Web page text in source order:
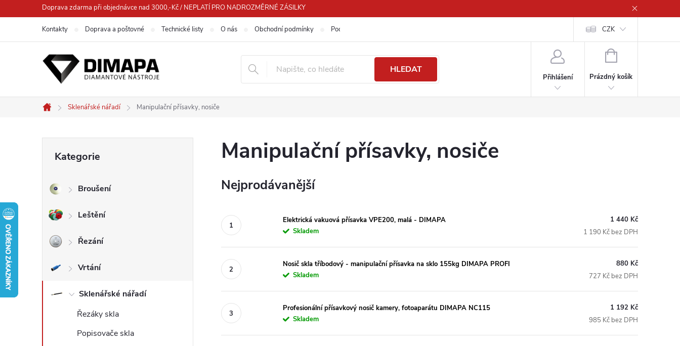
na
Doprava zdarma při objednávce nad 3000,-Kč / NEPLATÍ PRO NADROZMĚRNÉ ZÁSILKY
Kontakty Doprava a poštovné Technické listy O nás Obchodní podmínky Podmínky ochrany osobních údajů CZK
HLEDAT
Přihlášení
NÁKUPNÍ
Prázdný košík
Domů
Sklenářské nářadí Manipulační přísavky, nosiče
s
a
n
kategorie
Kategorie
Broušení
Leštění
Řezání
Vrtání
Sklenářské nářadí
Řezáky skla
Popisovače skla
Manipulační přísavky, nosiče
Nejprodávanější
Elektrická vakuová přísavka VPE200, malá - DIMAPA
Skladem
1 440 Kč
1 190 Kč bez DPH
Nosič skla tříbodový - manipulační přísavka na sklo 155kg DIMAPA PROFI
Skladem
880 Kč
727 Kč bez DPH
Profesionální přísavkový nosič kamery, fotoaparátu DIMAPA NC115
Skladem
1 192 Kč
985 Kč bez DPH